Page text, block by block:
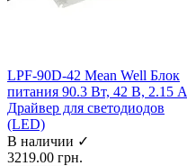
LPF-90D-42 Mean Well Блок
питания 90.3 Вт, 42 В, 2.15 А
Драйвер для светодиодов
(LED)
В наличии ✓
3219.00 грн.